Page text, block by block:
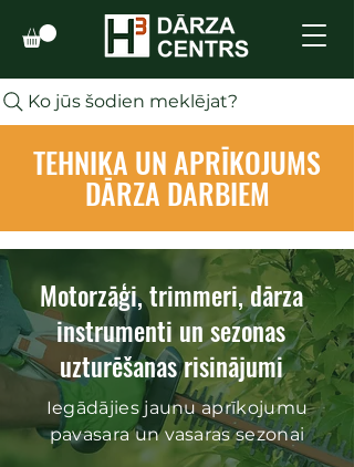
Ko jūs šodien meklējat?
TEHNIKA UN APRĪKOJUMS
DĀRZA DARBIEM
Motorzāģi, trimmeri, dārza
instrumenti un sezonas
uzturēšanas risinājumi
Iegādājies jaunu aprīkojumu
pavasara un vasaras sezonai